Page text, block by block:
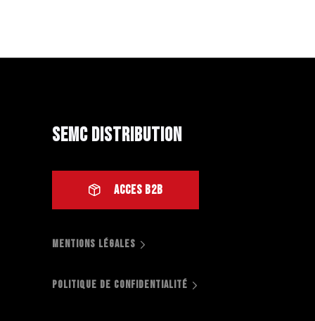
SEMC Distribution
ACCES B2B
MENTIONS LÉGALES
POLITIQUE DE CONFIDENTIALITÉ